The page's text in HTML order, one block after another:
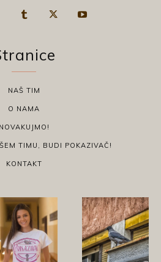
NAŠ TIM
O NAMA
NOVAKUJMO!
TIMU, BUDI POKAZIVAČ!
KONTAKT